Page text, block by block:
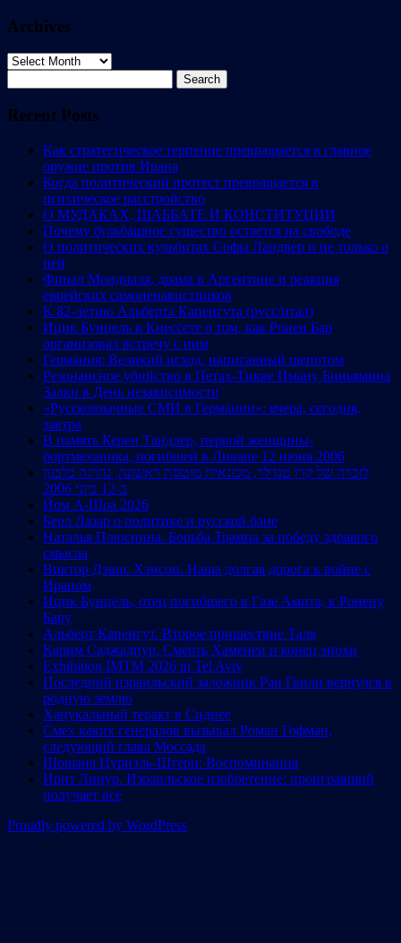
Archives
Archives
for:
Recent Posts
Как стратегическое терпение превращается в главное
оружие против Ирана
Когда политический протест превращается в
психическое расстройство
О МУДАКАХ, ШАББАТЕ И КОНСТИТУЦИИ
Почему бульбашное существо остается на свободе
О политических кульбитах Софы Ландвер и не только о
ней
Финал Мондиаля, драма в Аргентине и реакция
еврейских самоненавистников
К 82-летию Альберта Капенгута (русс/итал)
Ицик Бунцель в Кнессете о том, как Ронен Бар
организовал встречу с ним
Германия: Великий исход, написанный шепотом
Резонансное убийство в Петах-Тикве Иману Биньямина
Залки в День независимости
«Русскоязычные СМИ в Германии»: вчера, сегодня,
завтра
В память Керен Тандлер, первой женщины-
бортмеханика, погибшей в Ливане 12 июня 2006
לזכרה של קרן טנדלר, מכונאית מוטסת ראשונה, נהרגה בלבנון
ב-12 ביוני 2006
Йом А-Шоа 2026
Берл Лазар о политике и русской бане
Наталья Плюснина. Борьба Трампа за победу здравого
смысла
Виктор Дэвис Хэнсон. Наша долгая дорога к войне с
Ираном
Ицик Бунцель, отец погибшего в Газе Амита, к Ронену
Бару
Альберт Капенгут. Второе пришествие Таля
Карим Саджадпур. Смерть Хаменеи и конец эпохи
Exhibition IMTM 2026 in Tel Aviv
Последний израильский заложник Ран Гвили вернулся в
родную землю
Ханукальный теракт в Сиднее
Смех каких генералов вызывал Роман Гофман,
следующий глава Моссада
Шошана Цуриэль-Штерн: Воспоминания
Ирит Линур. Израильское изобретение: проигравший
получает всё
Proudly powered by WordPress